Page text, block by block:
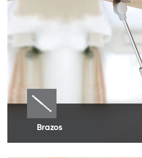
indispensables en todos los
Brazos